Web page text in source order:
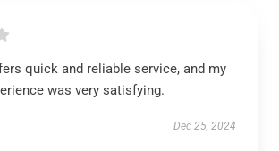
quick and reliable service, and my
was very satisfying.
Dec 25, 2024